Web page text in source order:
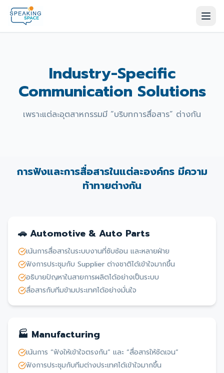
Industry-Specific
Communication Solutions
เพราะแต่ละอุตสาหกรรมมี “บริบทการสื่อสาร” ต่างกัน
การฟังและการสื่อสารในแต่ละองค์กร มีความ
ท้าทายต่างกัน
🚗 Automotive & Auto Parts
เน้นการสื่อสารในระบบงานที่ซับซ้อน และหลายฝ่าย
ฟังการประชุมกับ Supplier ต่างชาติได้เข้าใจมากขึ้น
อธิบายปัญหาในสายการผลิตได้อย่างเป็นระบบ
สื่อสารกับทีมข้ามประเทศได้อย่างมั่นใจ
🏭 Manufacturing
เน้นการ “ฟังให้เข้าใจตรงกัน” และ “สื่อสารให้ชัดเจน”
ฟังการประชุมกับทีมต่างประเทศได้เข้าใจมากขึ้น